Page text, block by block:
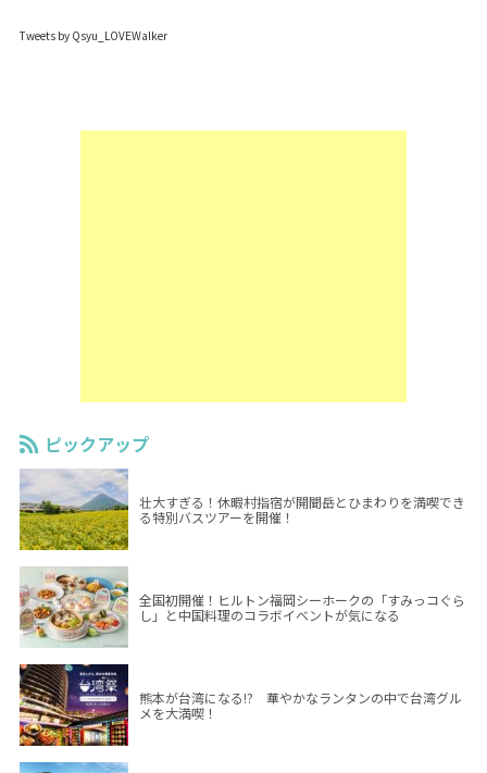
Tweets by Qsyu_LOVEWalker
ピックアップ
壮大すぎる！休暇村指宿が開聞岳とひまわりを満喫でき
る特別バスツアーを開催！
全国初開催！ヒルトン福岡シーホークの「すみっコぐら
し」と中国料理のコラボイベントが気になる
熊本が台湾になる!? 華やかなランタンの中で台湾グル
メを大満喫！